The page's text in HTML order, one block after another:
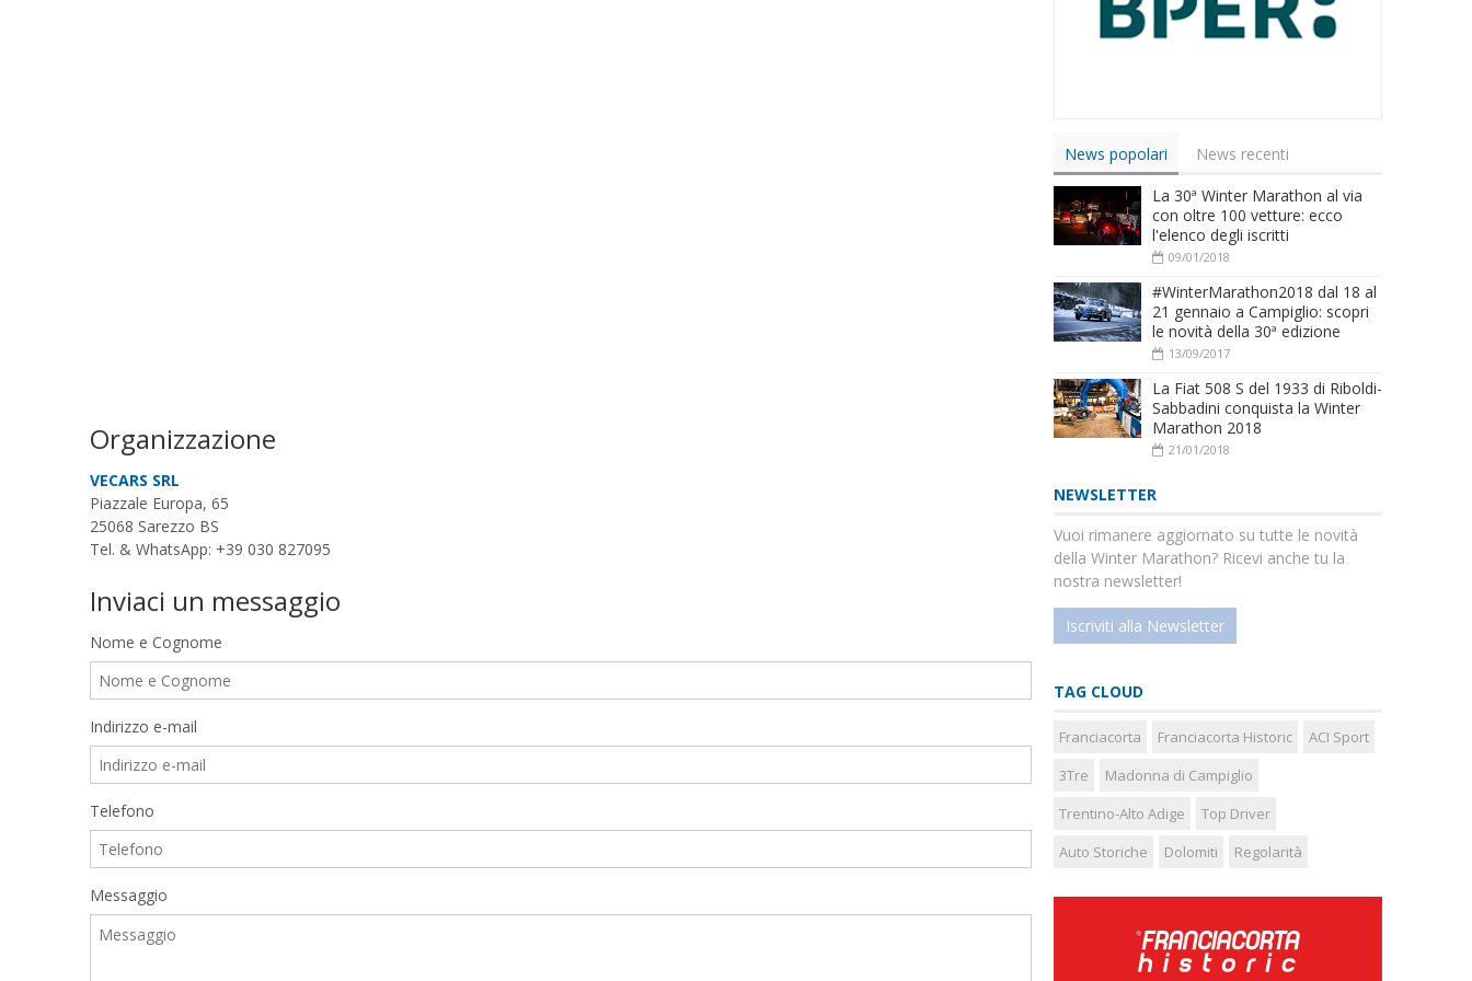
Organizzazione
VECARS SRL
Piazzale Europa, 65
25068 Sarezzo BS
Tel. & WhatsApp: +39 030 827095
Inviaci un messaggio
Nome e Cognome
Indirizzo e-mail
Telefono
Messaggio
News popolari
News recenti
La 30ª Winter Marathon al via
con oltre 100 vetture: ecco
l'elenco degli iscritti
09/01/2018
#WinterMarathon2018 dal 18 al
21 gennaio a Campiglio: scopri
le novità della 30ª edizione
13/09/2017
La Fiat 508 S del 1933 di Riboldi-
Sabbadini conquista la Winter
Marathon 2018
21/01/2018
NEWSLETTER
Vuoi rimanere aggiornato su tutte le novità
della Winter Marathon? Ricevi anche tu la
nostra newsletter!
Iscriviti alla Newsletter
TAG CLOUD
Franciacorta Franciacorta Historic
ACI Sport
3Tre
Madonna di Campiglio
Trentino-Alto Adige
Top Driver
Auto Storiche
Dolomiti Regolarità